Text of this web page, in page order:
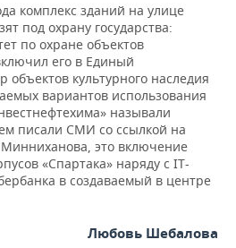
комплекс зданий на улице
под охрану государства:
по охране объектов
его в Единый
объектов культурного наследия
вариантов использования
называли
писали СМИ со ссылкой на
это включение
«Спартака» наряду с IT-
в создаваемый в центре
Любовь Шебалова